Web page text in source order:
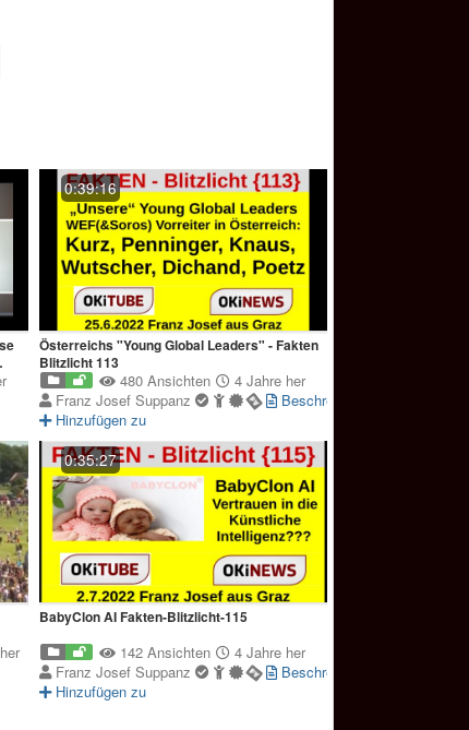
0:39:16
Österreichs "Young Global Leaders" - Fakten
Blitzlicht 113
480 Ansichten
4 Jahre her
Franz Josef Suppanz
Beschreibung
Hinzufügen zu
0:35:27
BabyClon AI Fakten-Blitzlicht-115
142 Ansichten
4 Jahre her
Franz Josef Suppanz
Beschreibung
Hinzufügen zu